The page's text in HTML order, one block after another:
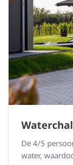
De 4/5
water,